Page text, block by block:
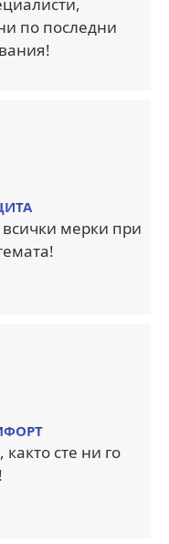
по последни
мерки при
сте ни го